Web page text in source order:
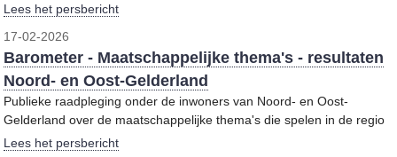
Lees het persbericht
17-02-2026
Barometer - Maatschappelijke thema's - resultaten
Noord- en Oost-Gelderland
Publieke raadpleging onder de inwoners van Noord- en Oost-
Gelderland over de maatschappelijke thema's die spelen in de regio
Lees het persbericht